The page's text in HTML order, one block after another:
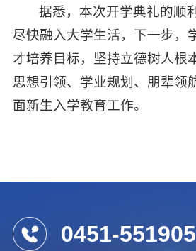
据悉，本次开学典礼的顺
尽快融入大学生活，下一步，
才培养目标，坚持立德树人根
思想引领、学业规划、朋辈领
面新生入学教育工作。
0451-